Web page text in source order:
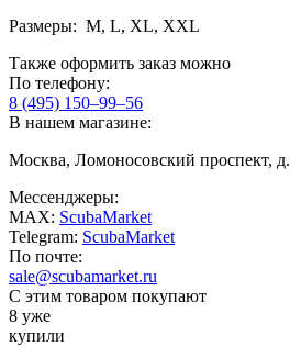
Размеры: M, L, XL, XXL
Также оформить заказ можно
По телефону:
8 (495) 150–99–56
В нашем магазине:
Москва, Ломоносовский проспект,
Мессенджеры:
MAX: ScubaMarket
Telegram: ScubaMarket
По почте:
sale@scubamarket.ru
С этим товаром покупают
8 уже
купили